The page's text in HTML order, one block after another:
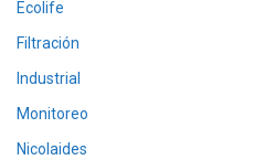
Ecolife
Filtración
Industrial
Monitoreo
Nicolaides